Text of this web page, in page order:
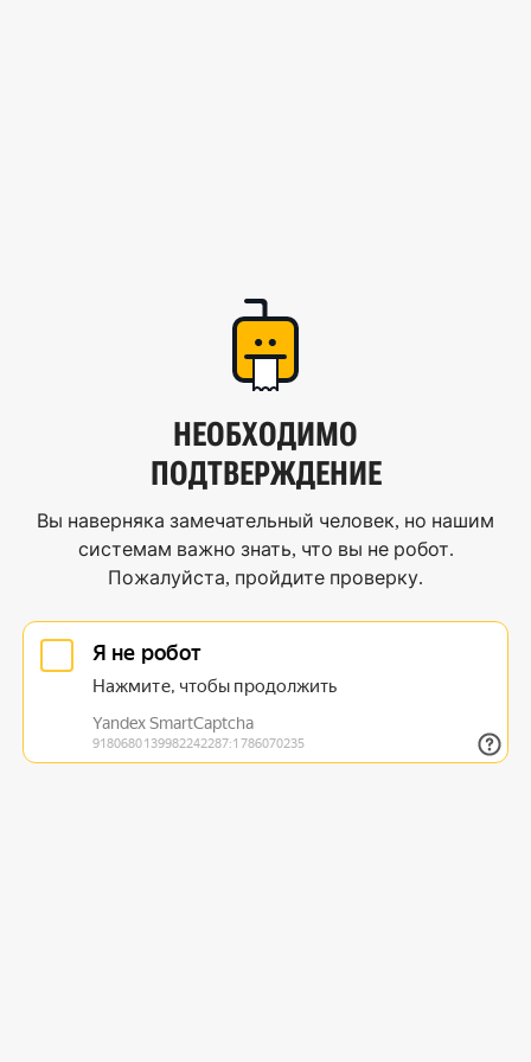
НЕОБХОДИМО
ПОДТВЕРЖДЕНИЕ
Вы наверняка замечательный человек, но нашим
системам важно знать, что вы не робот.
Пожалуйста, пройдите проверку.